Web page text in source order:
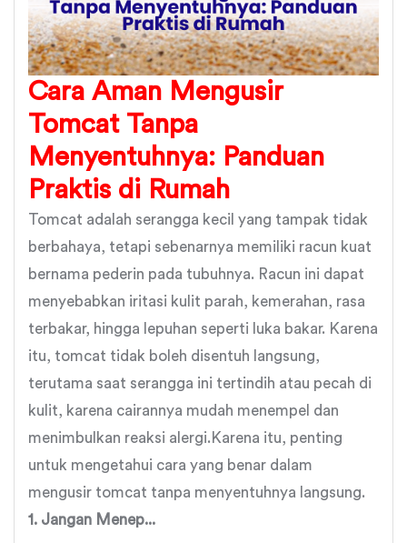
Cara Aman Mengusir
Tomcat Tanpa
Menyentuhnya: Panduan
Praktis di Rumah
Tomcat adalah serangga kecil yang tampak tidak
berbahaya, tetapi sebenarnya memiliki racun kuat
bernama pederin pada tubuhnya. Racun ini dapat
menyebabkan iritasi kulit parah, kemerahan, rasa
terbakar, hingga lepuhan seperti luka bakar. Karena
itu, tomcat tidak boleh disentuh langsung,
terutama saat serangga ini tertindih atau pecah di
kulit, karena cairannya mudah menempel dan
menimbulkan reaksi alergi.Karena itu, penting
untuk mengetahui cara yang benar dalam
mengusir tomcat tanpa menyentuhnya langsung.
1. Jangan Menep...